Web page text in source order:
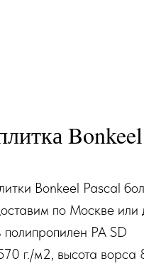
Bonkeel Pascal
по Москве или
PA SD
г./м2, высота ворса